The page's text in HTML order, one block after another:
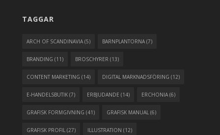
TAGGAR
ARCH OF SCANDINAVIA (5) BARNPLANTORNA (7)
BRANDING (11) BROSCHYRER (13)
CONTENT MARKETING (14) DIGITAL MARKNADSFÖRING (12)
E-HANDELSBUTIK (7) ERBJUDANDE (14) ERCHONIA (6)
GRAFISK FORMGIVNING (41) GRAFISK MANUAL (6)
GRAFISK PROFIL (27) ILLUSTRATION (12)